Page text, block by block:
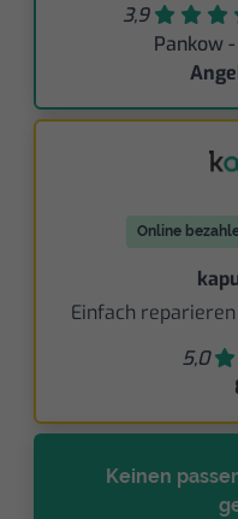
3,9
Pankow
Online
Einfach
5,0
Keinen